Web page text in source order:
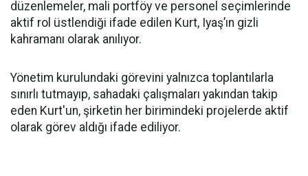
düzenlemeler, mali portföy ve personel seçimlerinde
aktif rol üstlendiği ifade edilen Kurt, Iyaş’ın gizli
kahramanı olarak anılıyor.
Yönetim kurulundaki görevini yalnızca toplantılarla
sınırlı tutmayıp, sahadaki çalışmaları yakından takip
eden Kurt'un, şirketin her birimindeki projelerde aktif
olarak görev aldığı ifade ediliyor.